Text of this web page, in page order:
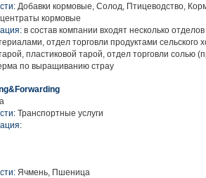
Добавки кормовые, Солод, Птицеводство,
кормовые
в состав компании входят несколько
отдел торговли продуктами сельского
пластиковой тарой, отдел торговли солью
по выращиванию страу
Транспортные услуги
Ячмень, Пшеница